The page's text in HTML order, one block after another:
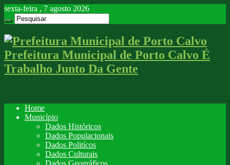
sexta-feira , 7 agosto 2026
Prefeitura Municipal de Porto Calvo É
Trabalho Junto Da Gente
Home
Município
Dados Históricos
Dados Populacionais
Dados Politícos
Dados Culturais
Dados Geográficos